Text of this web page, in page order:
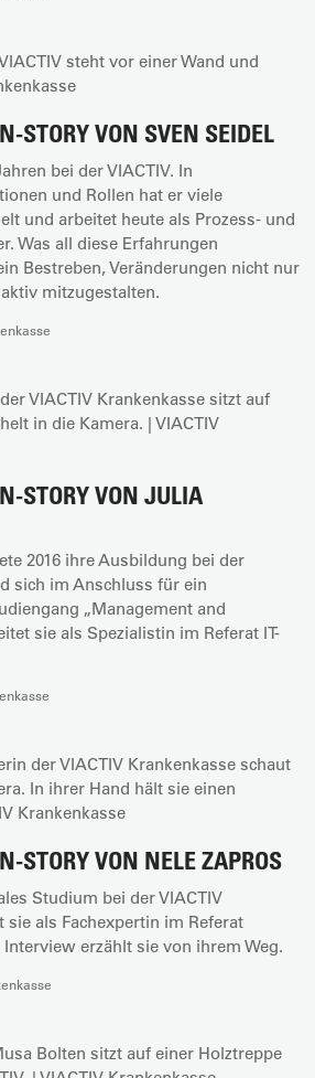
STORY VON SVEN SEIDEL
bei der VIACTIV. In
und Rollen hat er viele
und arbeitet heute als Prozess- und
Was all diese Erfahrungen
Bestreben, Veränderungen nicht nur
mitzugestalten.
STORY VON JULIA
2016 ihre Ausbildung bei der
sich im Anschluss für ein
„Management and
sie als Spezialistin im Referat IT-
STORY VON NELE ZAPROS
Studium bei der VIACTIV
sie als Fachexpertin im Referat
erzählt sie von ihrem Weg.